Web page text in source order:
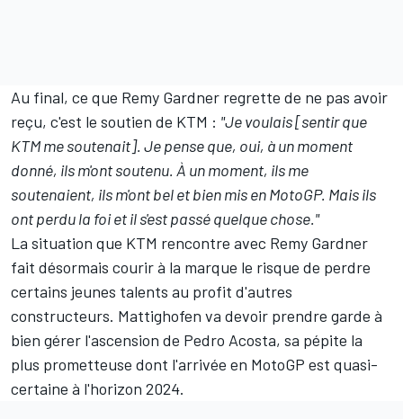
Au final, ce que Remy Gardner regrette de ne pas avoir
reçu, c'est le soutien de KTM : "Je voulais [sentir que
KTM me soutenait]. Je pense que, oui, à un moment
donné, ils m'ont soutenu. À un moment, ils me
soutenaient, ils m'ont bel et bien mis en MotoGP. Mais ils
ont perdu la foi et il s'est passé quelque chose."
La situation que KTM rencontre avec Remy Gardner
fait désormais courir à la marque le risque de perdre
certains jeunes talents au profit d'autres
constructeurs. Mattighofen va devoir prendre garde à
bien gérer l'ascension de Pedro Acosta, sa pépite la
plus prometteuse dont l'arrivée en MotoGP est quasi-
certaine à l'horizon 2024.